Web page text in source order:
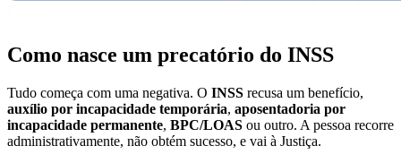
Como nasce um precatório do INSS
Tudo começa com uma negativa. O INSS recusa um benefício,
auxílio por incapacidade temporária, aposentadoria por
incapacidade permanente, BPC/LOAS ou outro. A pessoa recorre
administrativamente, não obtém sucesso, e vai à Justiça.